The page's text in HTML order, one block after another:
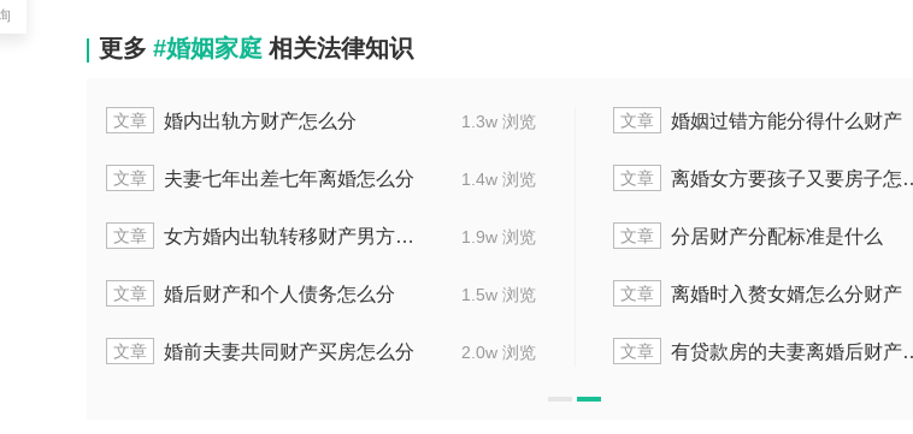
更多 #婚姻家庭 相关法律知识
1.6w 浏览
本有婆婆名怎么分
1.5w 浏览
婚后房子有公公的份吗
1.3w 浏览
离婚财产怎么分
2.1w 浏览
决房屋归属哪方
2.0w 浏览
产分家怎样处理
1.3w 浏览
文章 婚内出轨方财产怎么分 文章 婚
1.4w 浏览
文章 夫妻七年出差七年离婚怎么分 文章 离
1.9w 浏览
文章 女方婚内出轨转移财产男方怎么定罪 文章
1.5w 浏览
文章 婚后财产和个人债务怎么分 文章 离
2.0w 浏览
文章 婚前夫妻共同财产买房怎么分 文章 有